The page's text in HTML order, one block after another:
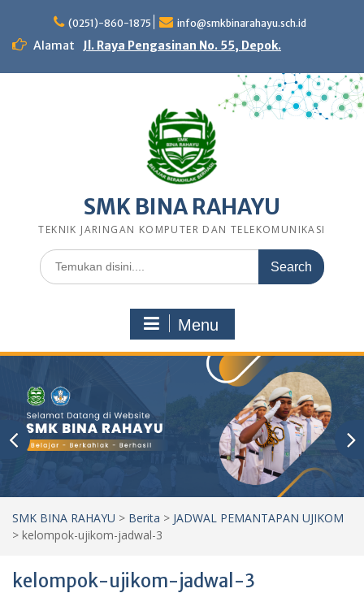
content
(0251)-860-1875 info@smkbinarahayu.sch.id
Alamat Jl. Raya Pengasinan No. 55, Depok.
SMK BINA RAHAYU
TEKNIK JARINGAN KOMPUTER DAN TELEKOMUNIKASI
Search
for:
Menu
SMK BINA RAHAYU > Berita > JADWAL PEMANTAPAN UJIKOM
> kelompok-ujikom-jadwal-3
kelompok-ujikom-jadwal-3